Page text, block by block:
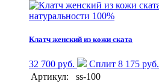
натуральности 100%
Клатч женский из кожи ската
32 700 руб.
Сплит 8 175 руб.
Артикул:
ss-100